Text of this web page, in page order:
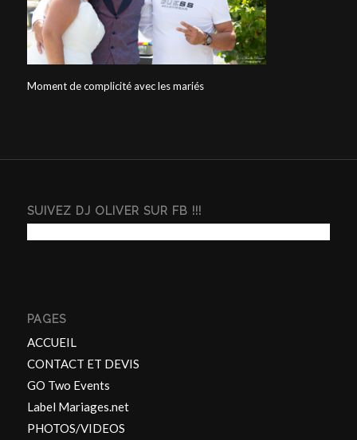
Moment de complicité avec les mariés
SUIVEZ DJ OLIVER SUR FB !!!
PAGES
ACCUEIL
CONTACT ET DEVIS
GO Two Events
Label Mariages.net
PHOTOS/VIDEOS